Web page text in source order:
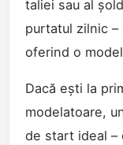
taliei sau al
purtatul zilnic –
oferind o
Dacă ești la
modelatoare,
de start ideal –